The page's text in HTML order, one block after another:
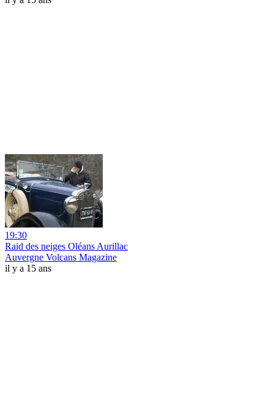
19:30
Raid des neiges Oléans Aurillac
Auvergne Volcans Magazine
il y a 15 ans